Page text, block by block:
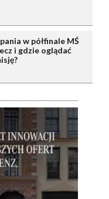
w półfinale MŚ
i gdzie oglądać